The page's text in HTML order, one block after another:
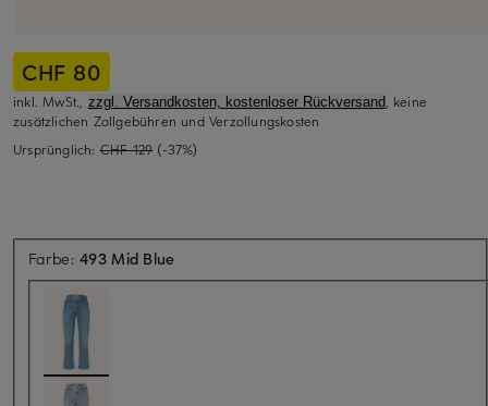
CHF 80
inkl. MwSt., zzgl. Versandkosten, kostenloser Rückversand, keine
zusätzlichen Zollgebühren und Verzollungskosten
Ursprünglich: CHF 129 (-37%)
Farbe:493 Mid Blue